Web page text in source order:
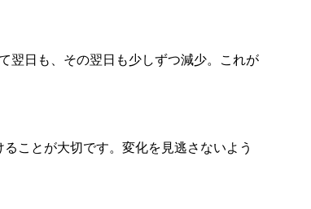
翌日も、その翌日も少しずつ減少。これが
ことが大切です。変化を見逃さないよう